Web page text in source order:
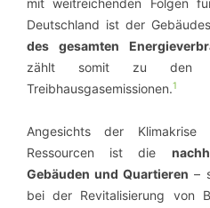
mit weitreichenden Folgen
Deutschland ist der
des gesamten
zählt somit zu den
Treibhausgasemissionen.1
Angesichts der
Ressourcen ist die
Gebäuden und Quartieren –
bei der Revitalisierung von